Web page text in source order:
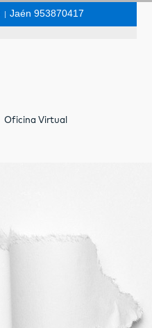
| Jaén 953870417
Oficina Virtual